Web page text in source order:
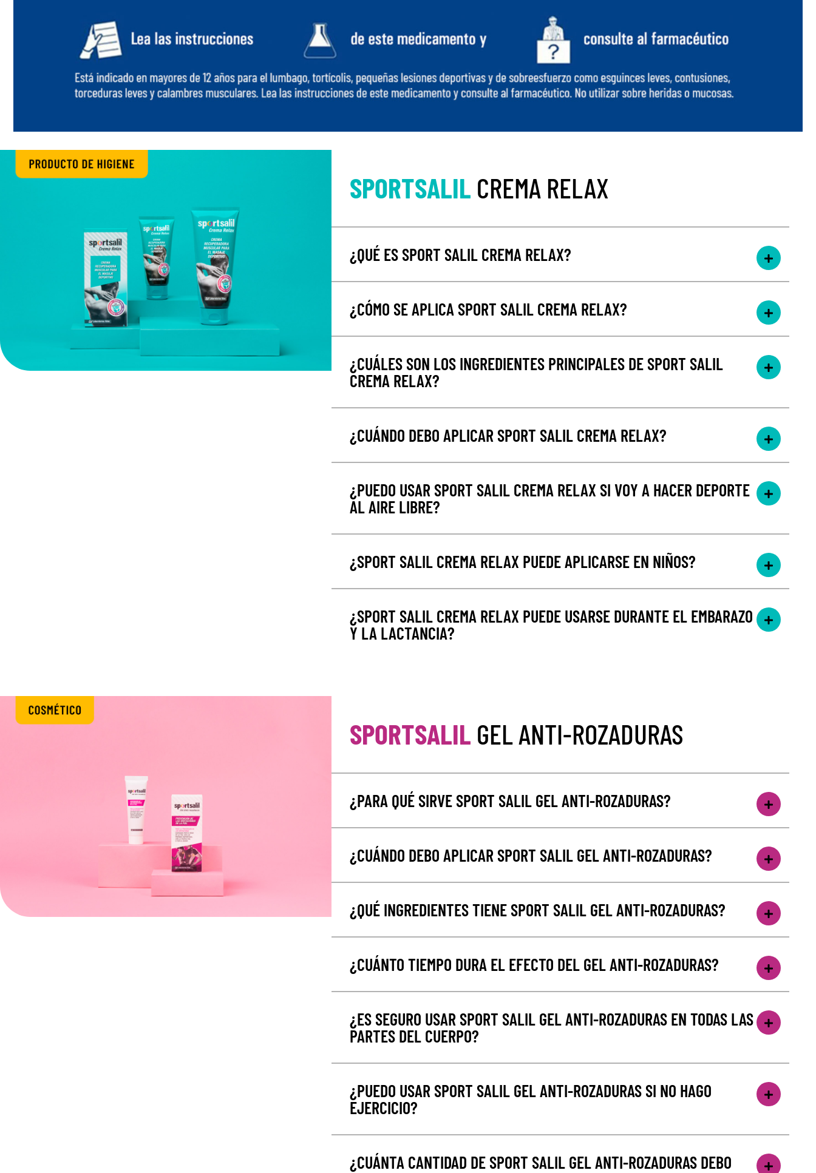
SPORTSALIL CREMA RELAX
¿QUÉ ES SPORT SALIL CREMA RELAX?
¿CÓMO SE APLICA SPORT SALIL CREMA RELAX?
¿CUÁLES SON LOS INGREDIENTES PRINCIPALES DE SPORT SALIL
CREMA RELAX?
¿CUÁNDO DEBO APLICAR SPORT SALIL CREMA RELAX?
¿PUEDO USAR SPORT SALIL CREMA RELAX SI VOY A HACER DEPORTE
AL AIRE LIBRE?
¿SPORT SALIL CREMA RELAX PUEDE APLICARSE EN NIÑOS?
¿SPORT SALIL CREMA RELAX PUEDE USARSE DURANTE EL EMBARAZO
Y LA LACTANCIA?
SPORTSALIL GEL ANTI-ROZADURAS
¿PARA QUÉ SIRVE SPORT SALIL GEL ANTI-ROZADURAS?
¿CUÁNDO DEBO APLICAR SPORT SALIL GEL ANTI-ROZADURAS?
¿QUÉ INGREDIENTES TIENE SPORT SALIL GEL ANTI-ROZADURAS?
¿CUÁNTO TIEMPO DURA EL EFECTO DEL GEL ANTI-ROZADURAS?
¿ES SEGURO USAR SPORT SALIL GEL ANTI-ROZADURAS EN TODAS LAS
PARTES DEL CUERPO?
¿PUEDO USAR SPORT SALIL GEL ANTI-ROZADURAS SI NO HAGO
EJERCICIO?
¿CUÁNTA CANTIDAD DE SPORT SALIL GEL ANTI-ROZADURAS DEBO